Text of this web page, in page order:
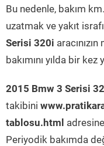
Bu nedenle, bakım
uzatmak ve yakıt
Serisi 320i
bakımını yılda bir
2015 Bmw 3 Serisi
takibini
tablosu.html
Periyodik bakımda